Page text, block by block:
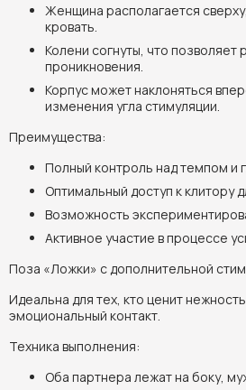
Женщина располагается
кровать.
Колени согнуты, что позволяет
проникновения.
Корпус может наклоняться
изменения угла стимуляции.
Преимущества:
Полный контроль над темпом и
Оптимальный доступ к клитору
Возможность
Активное участие в процессе
Поза «Ложки» с дополнительной
Идеальна для тех, кто ценит
эмоциональный контакт.
Техника выполнения:
Оба партнера лежат на боку,